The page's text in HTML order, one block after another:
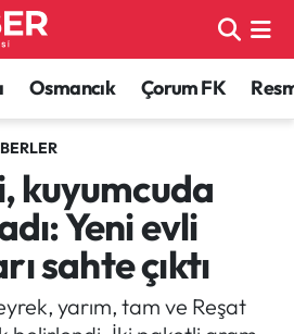
Osmancık Çorum FK
kuyumcuda
Yeni evli
sahte çıktı
yarım, tam ve Reşat
Haritası
ve Fikstür